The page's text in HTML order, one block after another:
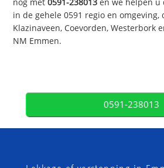
in de gehele 0591 regio en omgeving,
Klazinaveen, Coevorden, Westerbork
NM Emmen.
0591-238013